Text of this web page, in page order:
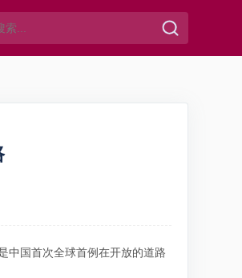
中国首次全球首例在开放的道路